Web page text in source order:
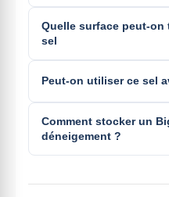
Quelle surface peut-on
sel
Peut-on utiliser ce sel
Comment stocker un
déneigement ?